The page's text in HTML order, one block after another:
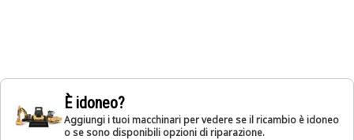
È idoneo?
Aggiungi i tuoi macchinari per vedere se il ricambio è idoneo
o se sono disponibili opzioni di riparazione.